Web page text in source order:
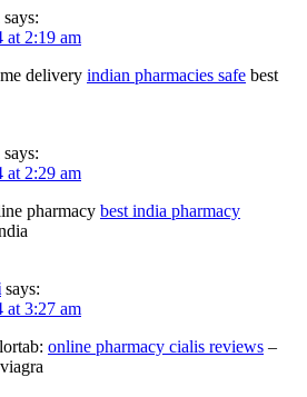
says:
at 2:19 am
delivery indian pharmacies safe best
says:
at 2:29 am
pharmacy best india pharmacy
says:
at 3:27 am
online pharmacy cialis reviews –